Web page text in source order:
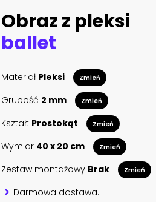
Obraz z pleksi
ballet
Materiał Pleksi Zmień
Grubość 2 mm Zmień
Kształt Prostokąt Zmień
Wymiar 40 x 20 cm Zmień
Zestaw montażowy Brak Zmień
Darmowa dostawa.